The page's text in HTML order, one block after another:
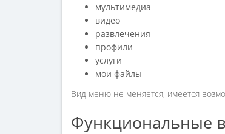
мультимедиа
видео
развлечения
профили
услуги
мои файлы
Вид меню не меняется, имеется
Функциональные